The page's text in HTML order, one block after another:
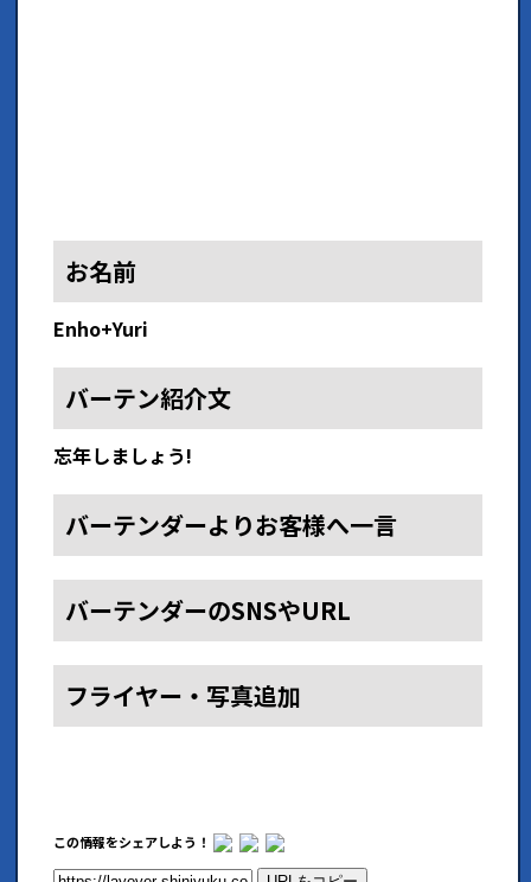
お名前
Enho+Yuri
バーテン紹介文
忘年しましょう!
バーテンダーよりお客様へ一言
バーテンダーのSNSやURL
フライヤー・写真追加
この情報をシェアしよう！